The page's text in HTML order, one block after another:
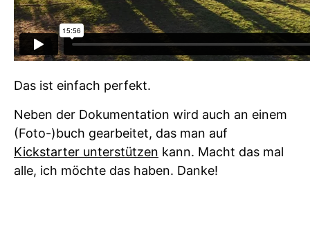
Das ist einfach perfekt.
Neben der Dokumentation wird auch an einem
(Foto-)buch gearbeitet, das man auf
Kickstarter unterstützen kann. Macht das mal
alle, ich möchte das haben. Danke!